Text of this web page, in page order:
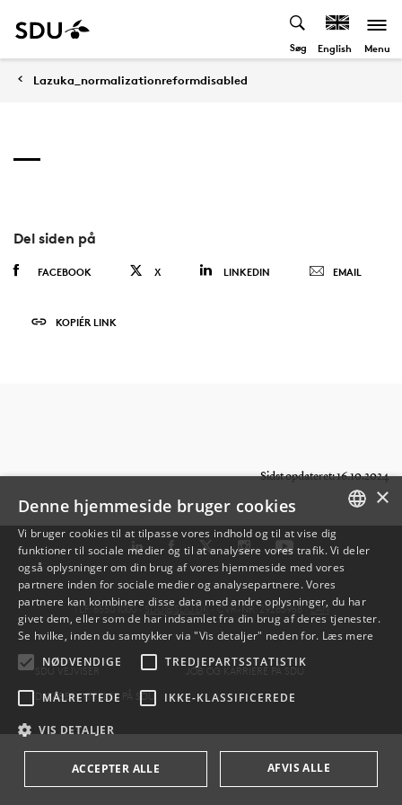
Søg English Menu
Lazuka_normalizationreformdisabled
Del siden på
FACEBOOK X LINKEDIN EMAIL
KOPIÉR LINK
Sidst opdateret: 16.10.2024
TLF: 6550 1000 · SDU@SDU.DK · CVR-NR: 29283958 ·EAN
SDU VEJVISER
JOB OG KARRIERE PÅ SDU
DATABESKYTTELSE PÅ SDU
DANISH
DANISH
×
Denne hjemmeside bruger cookies
Vi bruger cookies til at tilpasse vores indhold og til at vise dig
funktioner til sociale medier og til at analysere vores trafik. Vi deler
også oplysninger om din brug af vores hjemmeside med vores
partnere inden for sociale medier og analysepartnere. Vores
partnere kan kombinere disse data med andre oplysninger, du har
givet dem, eller som de har indsamlet fra din brug af deres tjenester.
Se hvilke, inden du samtykker via "Vis detaljer" neden for. Læs mere
NØDVENDIGE
TREDJEPARTSSTATISTIK
MÅLRETTEDE IKKE-KLASSIFICEREDE
VIS DETALJER
ACCEPTER ALLE AFVIS ALLE